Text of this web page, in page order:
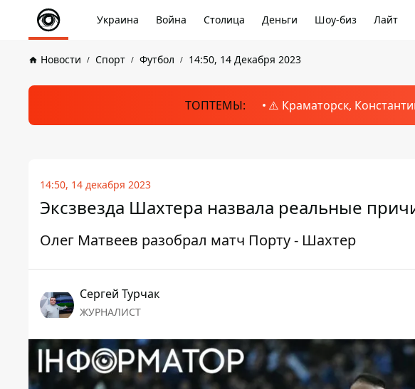
Украина Война Столица Деньги Шоу-биз Лайт
Новости Спорт Футбол 14:50, 14 Декабря 2023
ТОПТЕМЫ: ⚠️ Краматорск,
14:50, 14 декабря 2023
Эксзвезда Шахтера назвала реальные
Олег Матвеев разобрал матч Порту - Шахтер
Сергей Турчак
ЖУРНАЛИСТ